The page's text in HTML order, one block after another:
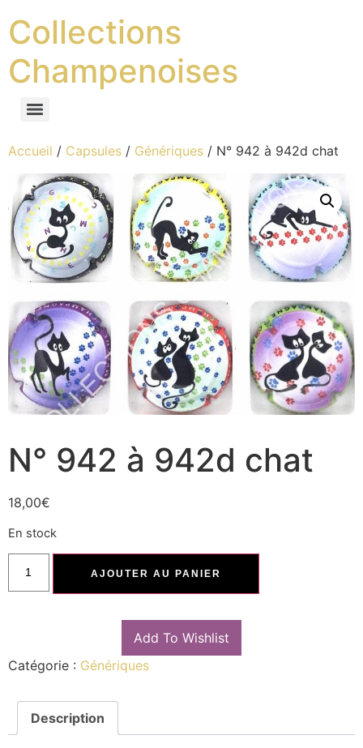
Collections
Champenoises
Accueil / Capsules / Génériques / N° 942 à 942d chat
N° 942 à 942d chat
18,00€
En stock
AJOUTER AU PANIER
Add To Wishlist
Catégorie : Génériques
Description